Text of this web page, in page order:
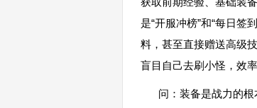
是“开服冲榜”和“每日签
料，甚至直接赠送高级
盲目自己去刷小怪，效
问：装备是战力的